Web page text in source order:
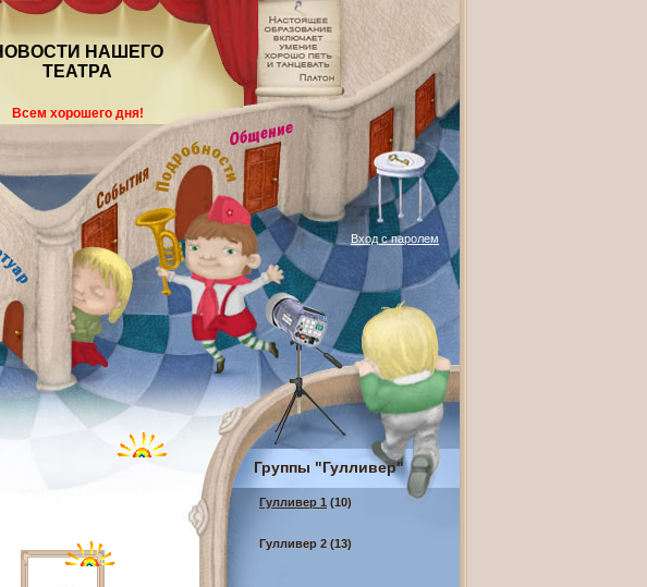
НАШЕГО
ТЕАТРА
Всем хорошего дня!
Вход с паролем
Группы "Гулливер"
Гулливер 1 (10)
Гулливер 2 (13)